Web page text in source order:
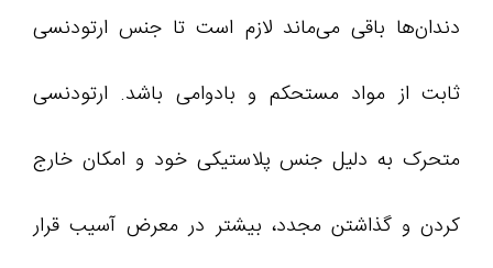
دندان‌ها باقی می‌ماند لازم است تا جنس ارتودنسی
ثابت از مواد مستحکم و بادوامی باشد. ارتودنسی
متحرک به دلیل جنس پلاستیکی خود و امکان خارج
کردن و گذاشتن مجدد، بیشتر در معرض آسیب قرار